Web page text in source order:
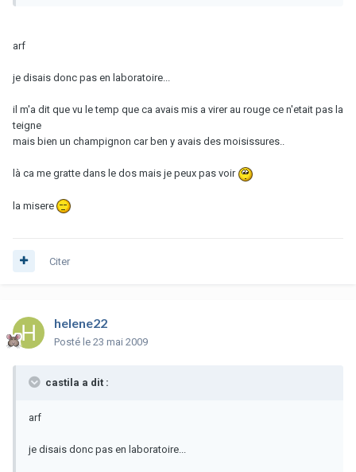
arf
je disais donc pas en laboratoire...
il m'a dit que vu le temp que ca avais mis a virer au rouge ce n'etait pas la
teigne
mais bien un champignon car ben y avais des moisissures..
là ca me gratte dans le dos mais je peux pas voir
la misere
Citer
helene22
Posté le 23 mai 2009
castila a dit :
arf
je disais donc pas en laboratoire...